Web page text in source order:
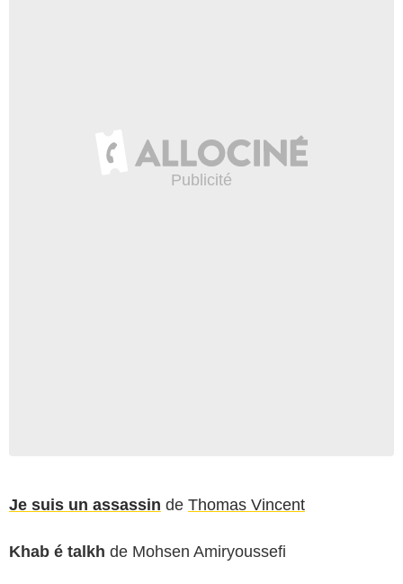
Je suis un assassin de Thomas Vincent
Khab é talkh de Mohsen Amiryoussefi